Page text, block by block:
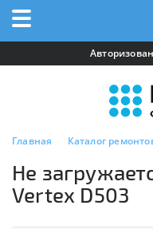
Главная Каталог
Не
Vertex D503